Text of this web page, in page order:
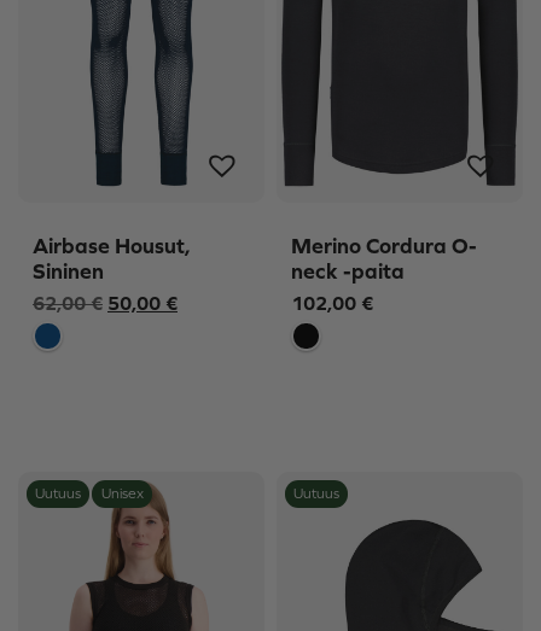
Airbase Housut,
Sininen
62,00€ Alkuperäinen
50,00 €Nykyinen
Merino Cordura O-
neck -paita
102,00 €
Uutuus Unisex Uutuus